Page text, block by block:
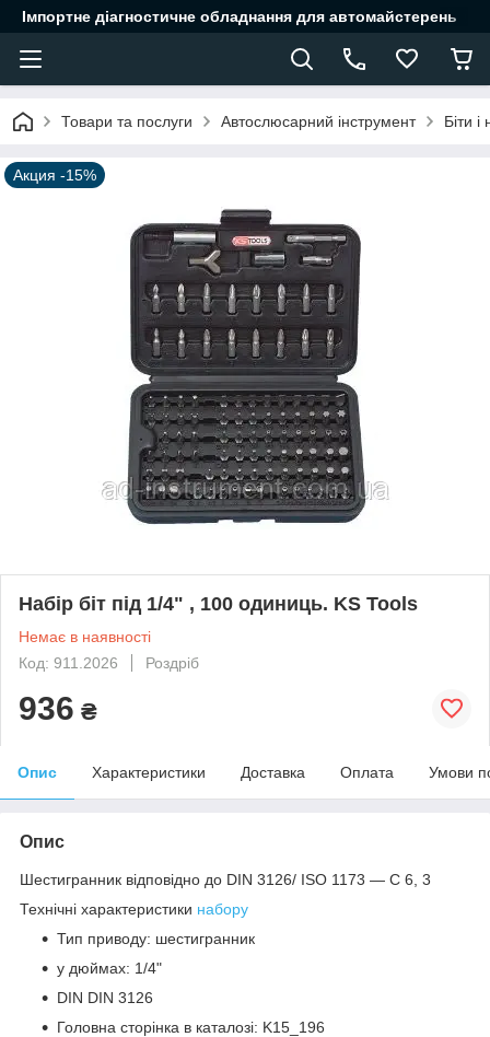
Імпортне діагностичне обладнання для автомайстерень
Товари та послуги Автослюсарний інструмент Біти
Акция -15%
Набір біт під 1/4" , 100 одиниць. KS Tools
Немає в наявності
Код: 911.2026
Роздріб
936 ₴
Опис Характеристики Доставка Оплата Умови
Опис
Шестигранник відповідно до DIN 3126/ ISO 1173 — C 6, 3
Технічні характеристики набору
Тип приводу: шестигранник
у дюймах: 1/4"
DIN DIN 3126
Головна сторінка в каталозі: K15_196